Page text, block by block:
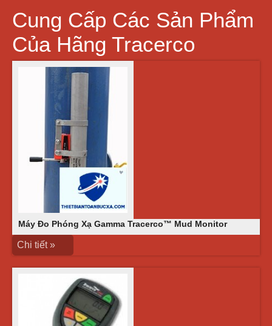
Cung Cấp Các Sản Phẩm
Của Hãng Tracerco
Máy Đo Phóng Xạ Gamma Tracerco™ Mud Monitor
Chi tiết »